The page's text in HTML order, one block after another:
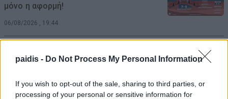
paidis - Do Not Process My Personal Information
If you wish to opt-out of the sale, sharing to third parties, or
processing of your personal or sensitive information for
μόνο η αφορμή!
06/08/2026 , 19:44
υπερφυσική δύναμη στη νέα ελπίδα για
06/08/2026 , 18:24